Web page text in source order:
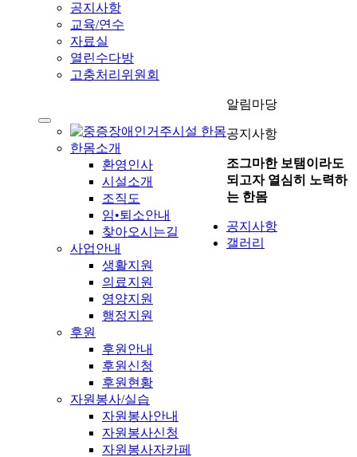
공지사항
교육/연수
자료실
열린수다방
고충처리위원회
한몸소개
환영인사
시설소개
조직도
임•퇴소안내
찾아오시는길
사업안내
생활지원
의료지원
영양지원
행정지원
후원
후원안내
후원신청
후원현황
자원봉사/실습
자원봉사안내
자원봉사신청
자원봉사자카페
알림마당
공지사항
조그마한 보탬이라도
되고자 열심히 노력하
는 한몸
공지사항
갤러리